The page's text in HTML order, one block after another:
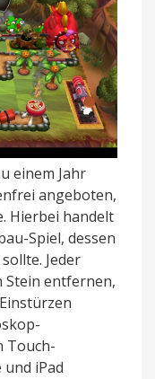
einem Jahr
angeboten,
Hierbei handelt
Spiel, dessen
Jeder
Stein entfernen,
Touch-
iPad